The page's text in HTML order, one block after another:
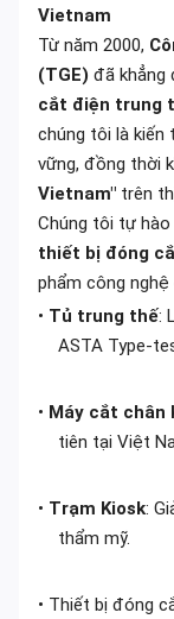
Vietnam
Từ năm 2000,
(TGE) đã khẳng
cắt điện trung
chúng tôi là kiến
vững, đồng thời
Vietnam" trên
Chúng tôi tự hào
thiết bị đóng
phẩm công nghệ
• Tủ trung thế:
ASTA Type-
• Máy cắt chân
tiên tại Việt
• Trạm Kiosk:
thẩm mỹ.
• Thiết bị đóng